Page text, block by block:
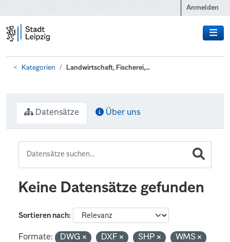
Anmelden
Kategorien Landwirtschaft, Fischerei,...
Datensätze Über uns
Keine Datensätze gefunden
Sortieren nach
Formate: DWG DXF SHP
WMS